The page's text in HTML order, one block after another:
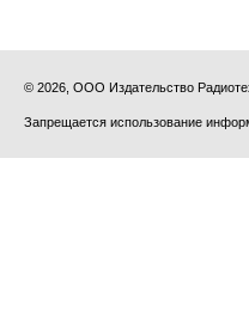
© 2026, ООО Издательство
Запрещается использование